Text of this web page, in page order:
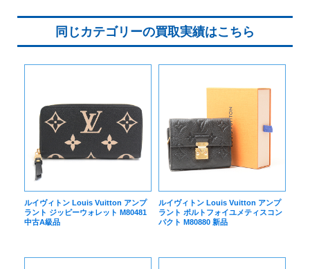
同じカテゴリーの買取実績はこちら
ルイヴィトン Louis Vuitton アンプ
ラント ジッピーウォレット M80481
中古A級品
ルイヴィトン Louis Vuitton アンプ
ラント ポルトフォイユメティスコン
パクト M80880 新品